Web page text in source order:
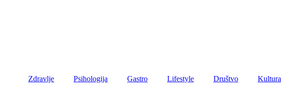
Zdravlje Psihologija Gastro Lifestyle Društvo Kultura